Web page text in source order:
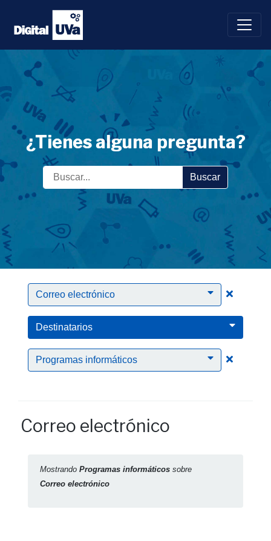
Saltar
contenido
¿Tienes alguna pregunta?
Buscar
Correo electrónico Clic
Destinatarios
Programas informáticos Clic
Correo electrónico
Mostrando Programas informáticos sobre
Correo electrónico